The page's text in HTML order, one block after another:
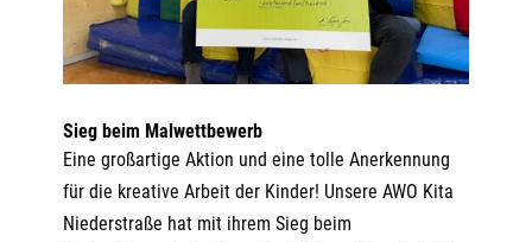
Sieg beim Malwettbewerb
Eine großartige Aktion und eine tolle Anerkennung
für die kreative Arbeit der Kinder! Unsere AWO Kita
Niederstraße hat mit ihrem Sieg beim